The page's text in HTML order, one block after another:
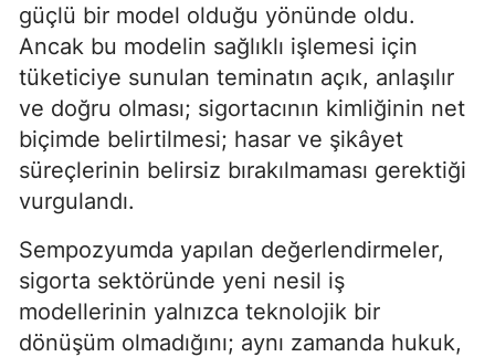
güçlü bir model olduğu yönünde oldu.
Ancak bu modelin sağlıklı işlemesi için
tüketiciye sunulan teminatın açık, anlaşılır
ve doğru olması; sigortacının kimliğinin net
biçimde belirtilmesi; hasar ve şikâyet
süreçlerinin belirsiz bırakılmaması gerektiği
vurgulandı.
Sempozyumda yapılan değerlendirmeler,
sigorta sektöründe yeni nesil iş
modellerinin yalnızca teknolojik bir
dönüşüm olmadığını; aynı zamanda hukuk,